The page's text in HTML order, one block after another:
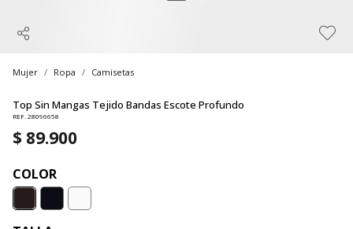
Mujer Ropa Camisetas
Top Sin Mangas Tejido Bandas Escote Profundo
REF. 28096658
$ 89.900
COLOR